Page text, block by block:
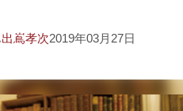
出嶌孝次2019年03月27日